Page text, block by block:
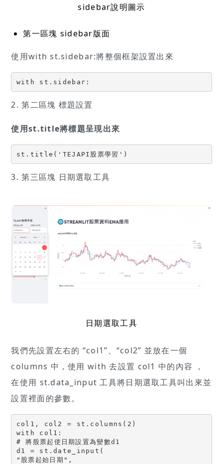
sidebar說明圖示
第一區塊 sidebar版面
使用with st.sidebar:將整個框架設置出來
with st.sidebar:
2. 第二區塊 標題設置
使用st.title將標題呈現出來
st.title('TEJAPI股票學習')
3. 第三區塊 日期選取工具
日期選取工具
我們先設置左右的 “col1”、“col2” 並放在一個
columns 中，使用 with 去設置 col1 中的內容 ，
在使用 st.data_input 工具將日期選取工具叫出來並
設置裡面的參數。
col1, col2 = st.columns(2)
with col1:
# 將股票起使日期設置為變數d1
d1 = st.date_input(
"股票起始日期",